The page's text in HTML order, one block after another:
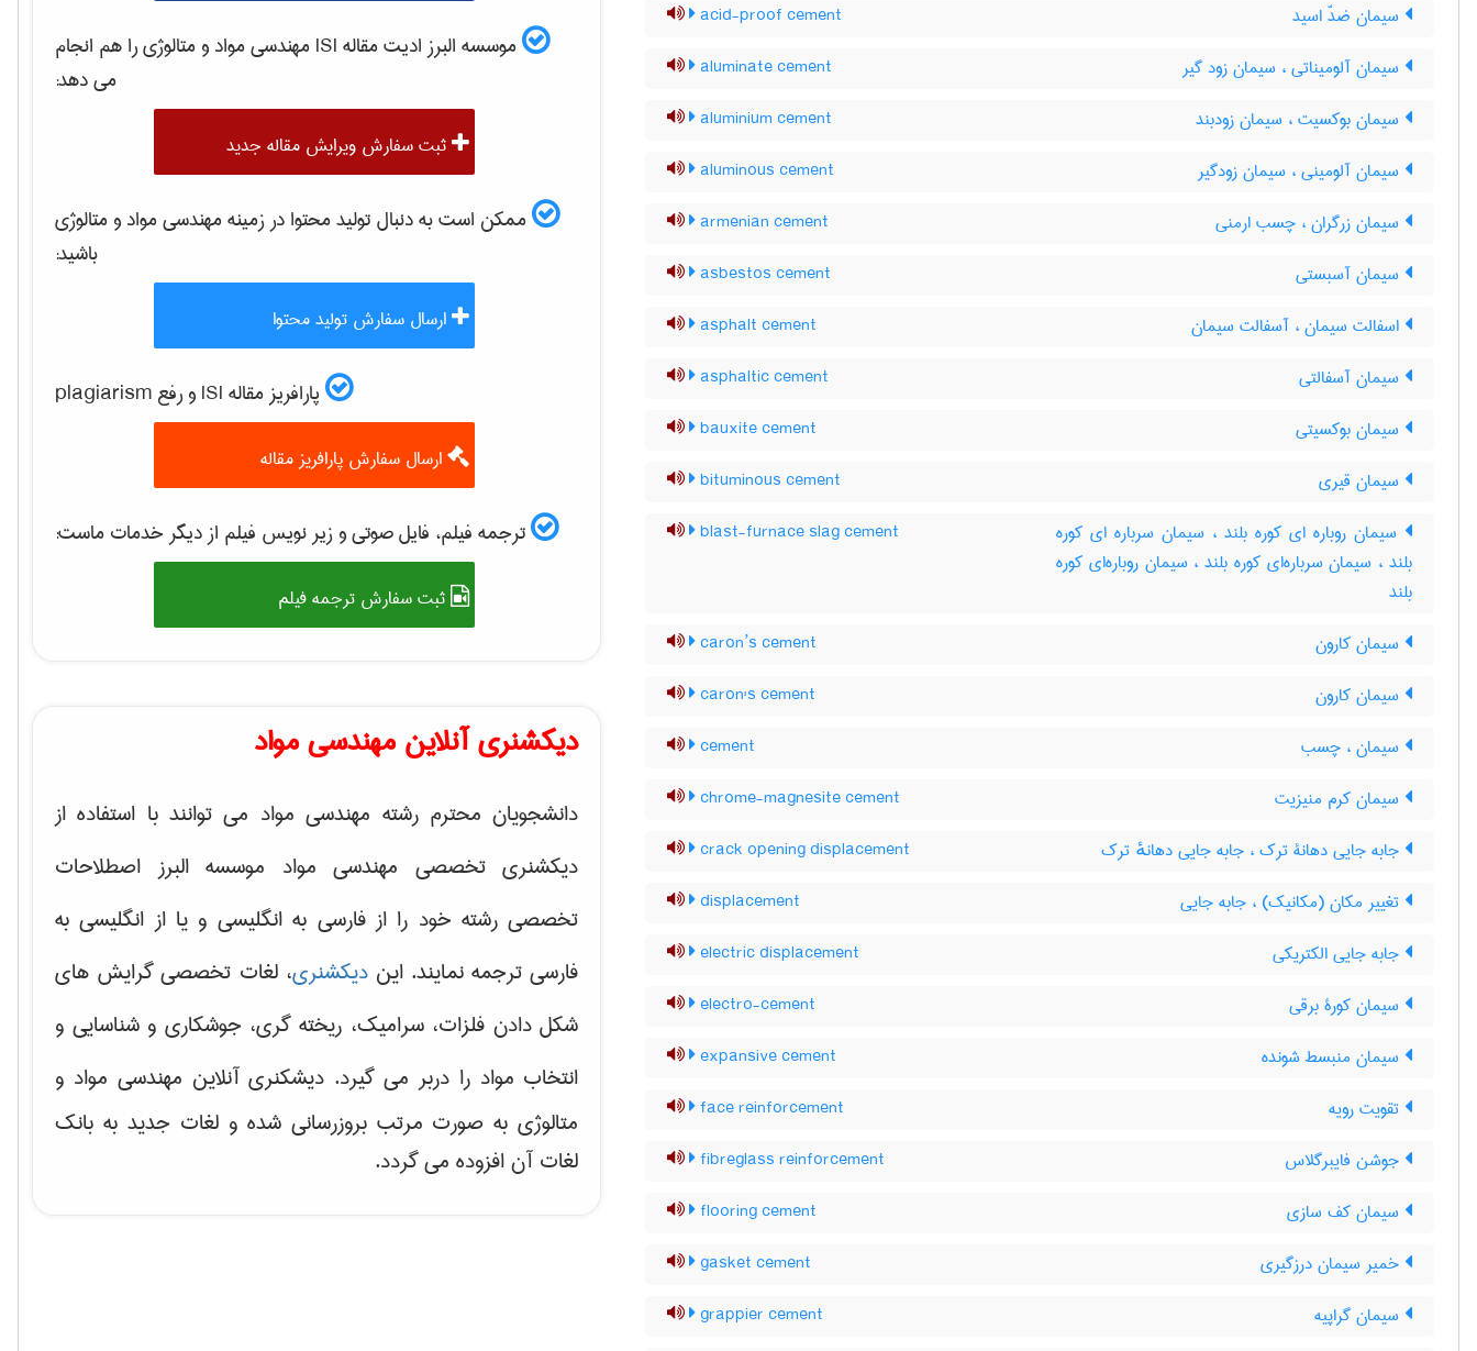
سیمان ضدّ اسید acid-proof cement
سیمان آلومیناتی ، سیمان زود گیر aluminate cement
سیمان بوکسیت ، سیمان زودبند aluminium cement
سیمان آلومینی ، سیمان زودگیر aluminous cement
سیمان زرگران ، چسب ارمنی armenian cement
سیمان آسبستی asbestos cement
اسفالت سیمان ، آسفالت سیمان asphalt cement
سیمان آسفالتی asphaltic cement
سیمان بوکسیتی bauxite cement
سیمان قیری bituminous cement
سیمان روباره ای کوره بلند ، سیمان سرباره ای کوره
بلند ، سیمان سرباره‌ای کوره بلند ، سیمان روباره‌ای کوره
بلند
blast-furnace slag cement
سیمان کارون caron’s cement
سیمان کارون caron's cement
سیمان ، چسب cement
سیمان کرم منیزیت chrome-magnesite cement
جابه جایی دهانۀ ترک ، جابه جایی دهانهٔ ترک crack opening displacement
تغییر مکان (مکانیک) ، جابه جایی displacement
جابه جایی الکتریکی electric displacement
سیمان کورۀ برقی electro-cement
سیمان منبسط شونده expansive cement
تقویت رویه face reinforcement
جوشن فایبرگلاس fibreglass reinforcement
سیمان کف سازی flooring cement
خمیر سیمان درزگیری gasket cement
سیمان گراپیه grappier cement
موسسه البرز ادیت مقاله ISI مهندسی مواد و متالوژیرا هم انجام
می دهد:
ثبت سفارش ویرایش مقاله جدید
ممکن است به دنبال تولید محتوا در زمینهمهندسی مواد و متالوژی
باشید:
ارسال سفارش تولید محتوا
پارافریز مقاله ISI و رفع plagiarism
ارسال سفارش پارافریز مقاله
ترجمه فیلم، فایل صوتی و زیر نویس فیلم از دیگر خدمات ماست:
ثبت سفارش ترجمه فیلم
دیکشنری آنلاین مهندسی مواد
دانشجویان محترم رشته مهندسی مواد می توانند با استفاده از
دیکشنری تخصصی مهندسی مواد موسسه البرز اصطلاحات
تخصصی رشته خود را از فارسی به انگلیسی و یا از انگلیسی به
فارسی ترجمه نمایند. ایندیکشنری، لغات تخصصی گرایش های
شکل دادن فلزات، سرامیک، ریخته گری، جوشکاری و شناسایی و
انتخاب مواد را دربر می گیرد. دیشکنری آنلاین مهندسی مواد و
متالوژی به صورت مرتب بروزرسانی شده و لغات جدید به بانک
لغات آن افزوده می گردد.